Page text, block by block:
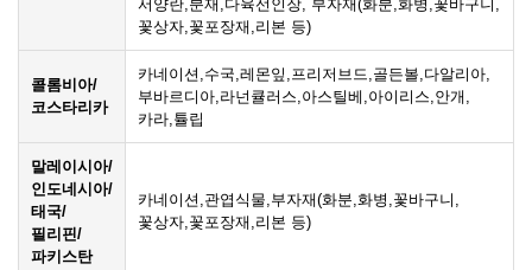
서양란,분재,다육선인장, 부자재(화분,화병,꽃바구니,
꽃상자,꽃포장재,리본 등)
콜롬비아/
코스타리카
카네이션,수국,레몬잎,프리저브드,골든볼,다알리아,
부바르디아,라넌큘러스,아스틸베,아이리스,안개,
카라,튤립
말레이시아/
인도네시아/
태국/
필리핀/
파키스탄
카네이션,관엽식물,부자재(화분,화병,꽃바구니,
꽃상자,꽃포장재,리본 등)